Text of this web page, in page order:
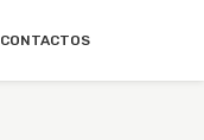
CONTACTOS